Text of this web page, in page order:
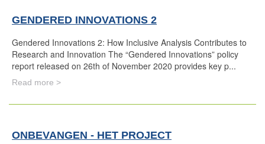
GENDERED INNOVATIONS 2
Gendered Innovations 2: How Inclusive Analysis Contributes to
Research and Innovation The “Gendered Innovations” policy
report released on 26th of November 2020 provides key p...
Read more >
ONBEVANGEN - HET PROJECT